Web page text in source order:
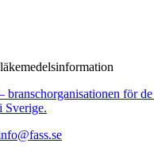
branschorganisationen för
Sverige.